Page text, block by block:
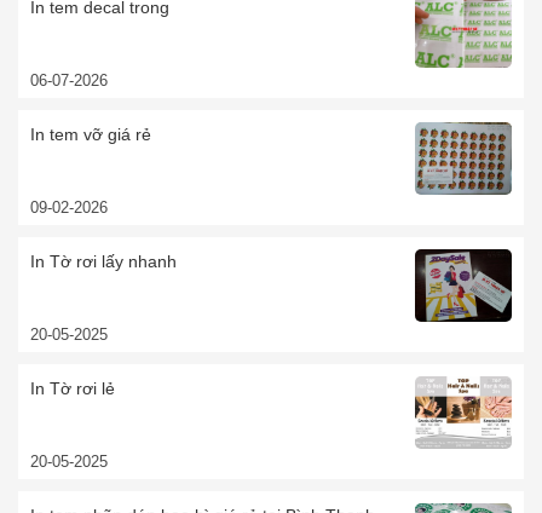
In tem decal trong
06-07-2026
In tem vỡ giá rẻ
09-02-2026
In Tờ rơi lấy nhanh
20-05-2025
In Tờ rơi lẻ
20-05-2025